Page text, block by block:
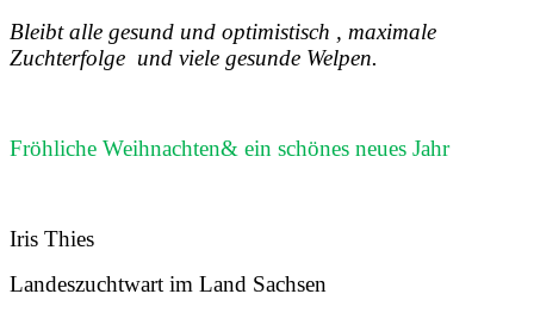
Bleibt alle gesund und optimistisch , maximale
Zuchterfolge und viele gesunde Welpen.
Fröhliche Weihnachten& ein schönes neues Jahr
Iris Thies
Landeszuchtwart im Land Sachsen